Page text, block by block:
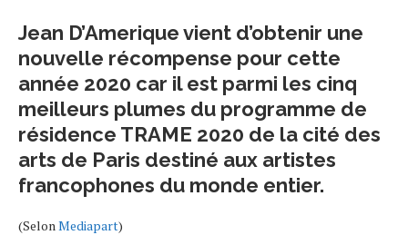
Jean D’Amerique vient d’obtenir une
nouvelle récompense pour cette
année 2020 car il est parmi les cinq
meilleurs plumes du programme de
résidence TRAME 2020 de la cité des
arts de Paris destiné aux artistes
francophones du monde entier.
(SelonMediapart)